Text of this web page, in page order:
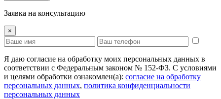
Заявка на консультацию
×
Я даю согласие на обработку моих персональных данных в
соответствии с Федеральным законом № 152-ФЗ. С условиями
и целями обработки ознакомлен(а): cогласие на обработку
персональных данных, политика конфиденциальности
персональных данных